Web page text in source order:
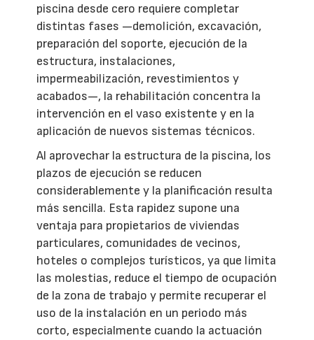
piscina desde cero requiere completar
distintas fases —demolición, excavación,
preparación del soporte, ejecución de la
estructura, instalaciones,
impermeabilización, revestimientos y
acabados—, la rehabilitación concentra la
intervención en el vaso existente y en la
aplicación de nuevos sistemas técnicos.
Al aprovechar la estructura de la piscina, los
plazos de ejecución se reducen
considerablemente y la planificación resulta
más sencilla. Esta rapidez supone una
ventaja para propietarios de viviendas
particulares, comunidades de vecinos,
hoteles o complejos turísticos, ya que limita
las molestias, reduce el tiempo de ocupación
de la zona de trabajo y permite recuperar el
uso de la instalación en un periodo más
corto, especialmente cuando la actuación